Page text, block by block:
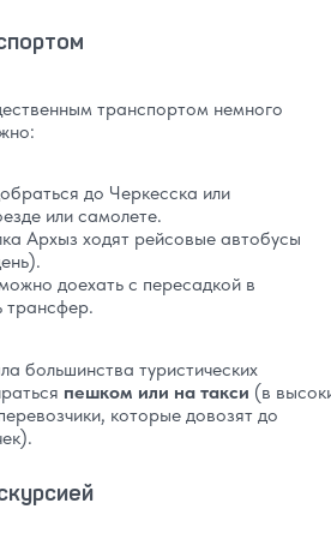
транспортом немного
до Черкесска или
или самолете.
Архыз ходят рейсовые автобусы
доехать с пересадкой в
трансфер.
большинства туристических
пешком или на такси (в
которые довозят до